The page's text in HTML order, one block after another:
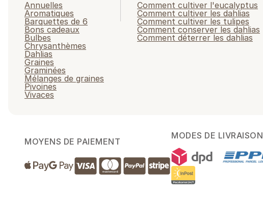
Annuelles
Aromatiques
Barquettes de 6
Bons cadeaux
Bulbes
Chrysanthèmes
Dahlias
Graines
Graminées
Mélanges de graines
Pivoines
Vivaces
Comment cultiver l'eucalyptus
Comment cultiver les dahlias
Comment cultiver les tulipes
Comment conserver les dahlias
Comment déterrer les dahlias
MOYENS DE PAIEMENT
MODES DE LIVRAISON